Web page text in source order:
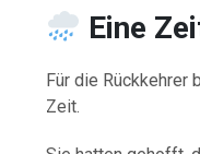
Eine
Für die Rückkehrer
Zeit.